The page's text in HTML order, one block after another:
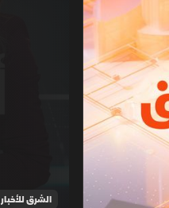
الشرق للأخبار